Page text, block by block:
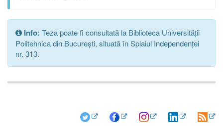
Info: Teza poate fi consultată la Biblioteca Universității
Politehnica din București, situată în Splaiul Independenței
nr. 313.